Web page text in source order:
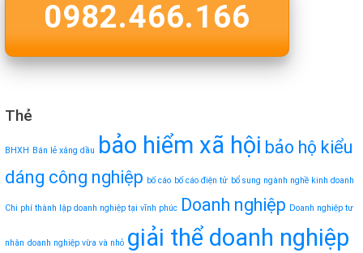
0982.466.166
Thẻ
BHXH Bán lẻ xăng dầu bảo hiểm xã hội bảo hộ kiểu
dáng công nghiệp bố cáo bố cáo điện tử bổ sung ngành nghề kinh doanh
Chi phí thành lập doanh nghiệp tại vĩnh phúc Doanh nghiệp Doanh nghiệp tư
nhân doanh nghiệp vừa và nhỏ giải thể doanh nghiệp